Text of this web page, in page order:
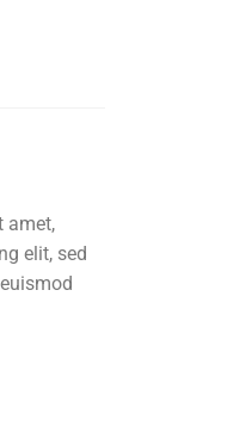
amet,
elit, sed